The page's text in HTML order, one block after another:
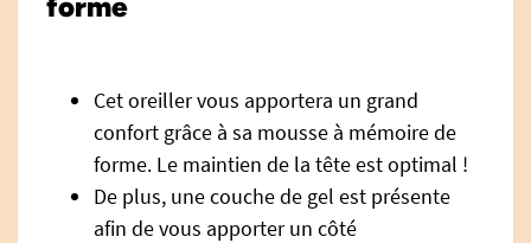
Cet oreiller vous apportera un grand
confort grâce à sa mousse à mémoire de
forme. Le maintien de la tête est optimal !
De plus, une couche de gel est présente
afin de vous apporter un côté